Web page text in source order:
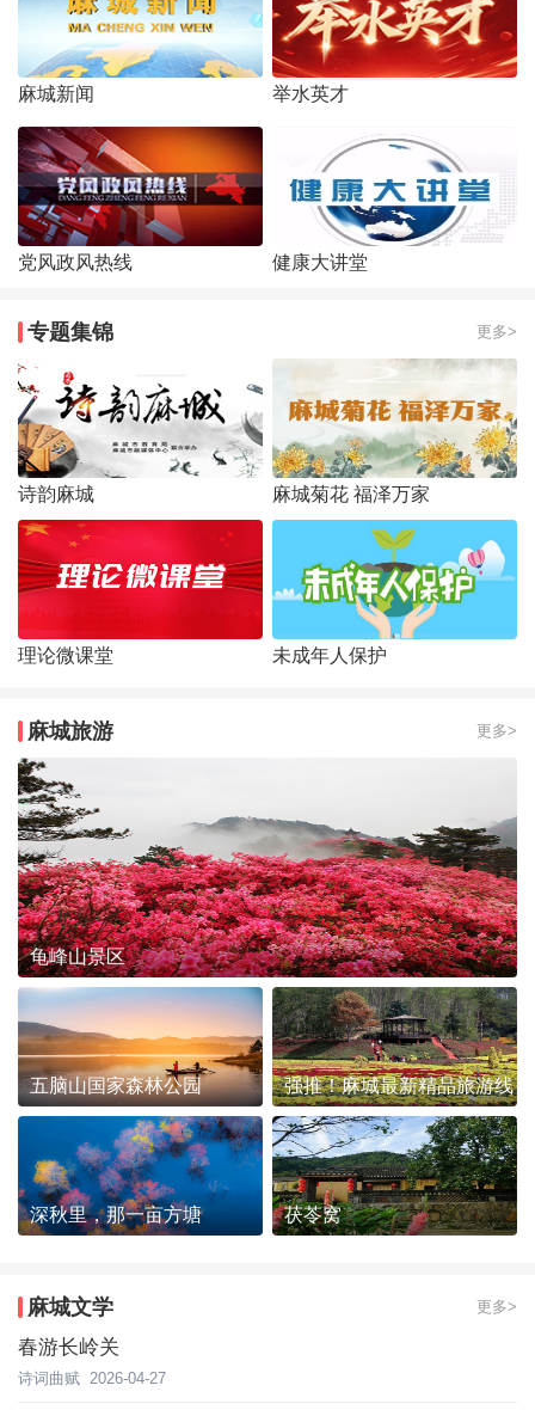
麻城新闻 举水英才
党风政风热线 健康大讲堂
专题集锦 更多>
诗韵麻城 麻城菊花 福泽万家
理论微课堂 未成年人保护
麻城旅游 更多>
龟峰山景区
五脑山国家森林公园 强推！麻城最新精品旅游线
路发布~
深秋里，那一亩方塘 茯苓窝
麻城文学 更多>
春游长岭关
诗词曲赋 2026-04-27